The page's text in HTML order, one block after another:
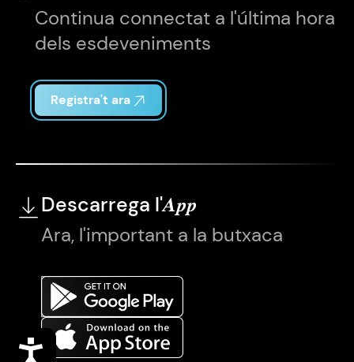
Accessibilitat
Continua connectat a l'última hora
dels esdeveniments
Registra't ara
Descarrega l'App
Ara, l'important a la butxaca